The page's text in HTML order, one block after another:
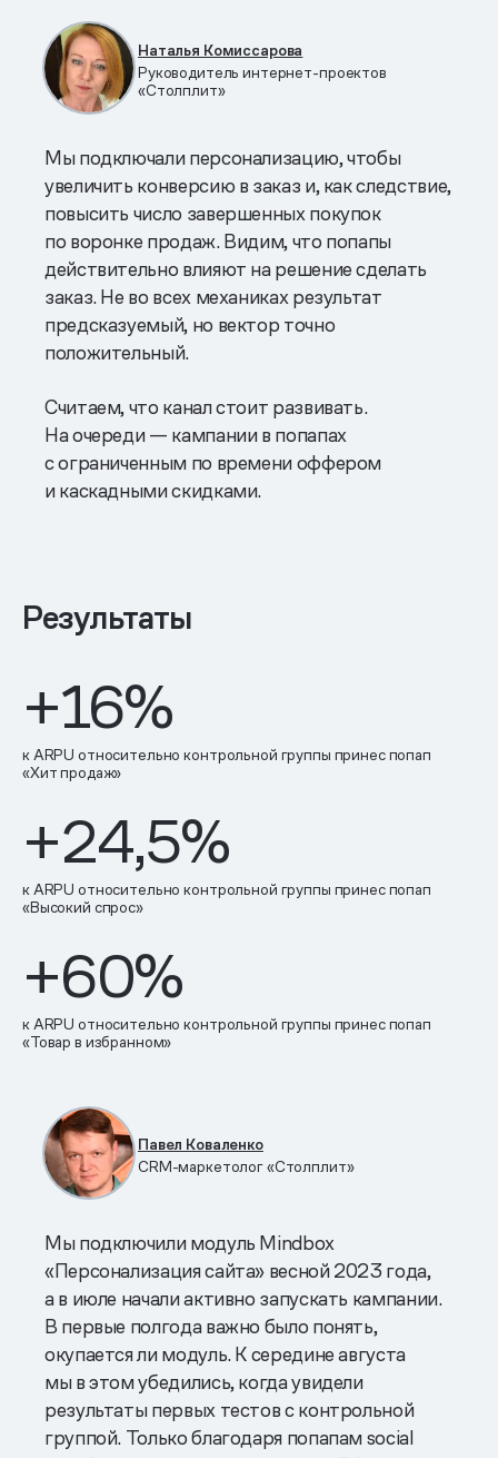
Наталья Комиссарова
Руководитель интернет-проектов
«Столплит»
Мы подключали персонализацию, чтобы
увеличить конверсию в заказ и, как следствие,
повысить число завершенных покупок
по воронке продаж. Видим, что попапы
действительно влияют на решение сделать
заказ. Не во всех механиках результат
предсказуемый, но вектор точно
положительный.
Считаем, что канал стоит развивать.
На очереди — кампании в попапах
с ограниченным по времени оффером
и каскадными скидками.
Результаты
+16%
к ARPU относительно контрольной группы принес попап
«Хит продаж»
+24,5%
к ARPU относительно контрольной группы принес попап
«Высокий спрос»
+60%
к ARPU относительно контрольной группы принес попап
«Товар в избранном»
Павел Коваленко
CRM-маркетолог «Столплит»
Мы подключили модуль Mindbox
«Персонализация сайта» весной 2023 года,
а в июле начали активно запускать кампании.
В первые полгода важно было понять,
окупается ли модуль. К середине августа
мы в этом убедились, когда увидели
результаты первых тестов с контрольной
группой. Только благодаря попапам social